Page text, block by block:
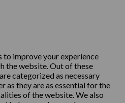
to improve your experience
the website. Out of these
categorized as necessary
as they are as essential for the
of the website. We also